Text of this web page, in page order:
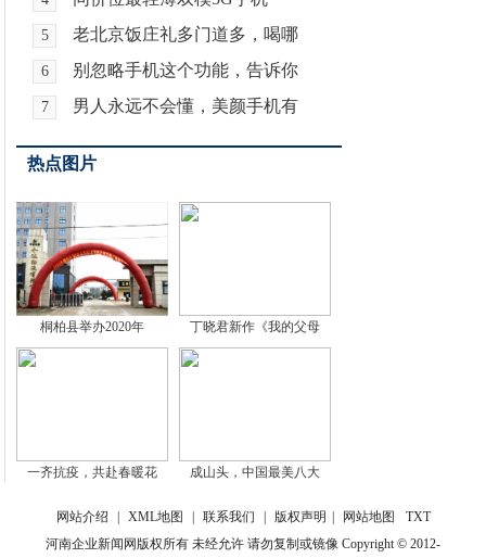
5 老北京饭庄礼多门道多，喝哪
6 别忽略手机这个功能，告诉你
7 男人永远不会懂，美颜手机有
热点图片
桐柏县举办2020年 丁晓君新作《我的父母
一齐抗疫，共赴春暖花 成山头，中国最美八大
网站介绍 XML地图 联系我们 版权声明 网站地图
TXT
河南企业新闻网版权所有 未经允许 请勿复制或镜像 Copyright © 2012-